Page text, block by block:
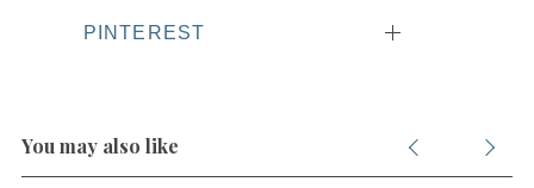
PINTEREST
You may also like